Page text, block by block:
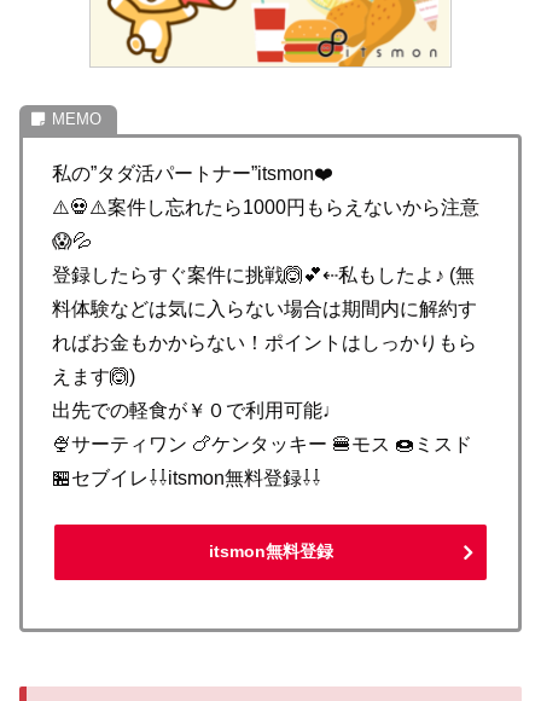
私の”タダ活パートナー”itsmon❤️
⚠️💀⚠️案件し忘れたら1000円もらえないから注意
😱💦
登録したらすぐ案件に挑戦🙆💕⇠私もしたよ♪ (無
料体験などは気に入らない場合は期間内に解約す
ればお金もかからない！ポイントはしっかりもら
えます🙆)
出先での軽食が￥０で利用可能♩
🍨サーティワン 🍗ケンタッキー 🍔モス 🍩ミスド
🏪セブイレ⇩⇩itsmon無料登録⇩⇩
itsmon無料登録